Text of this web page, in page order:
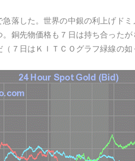
落した。世界の中銀の利上げド
銅先物価格も７日は持ち合った
７日はＫＩＴＣＯグラフ緑線の如